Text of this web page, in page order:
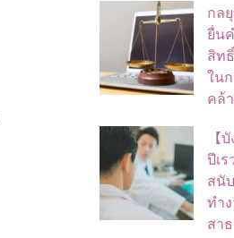
กล
ยื่น
สิท
ใน
คล้
ปีเ
สนั
ทำ
สา